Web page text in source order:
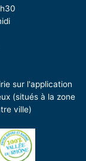
sur l'application
(situés à la zone
ville)